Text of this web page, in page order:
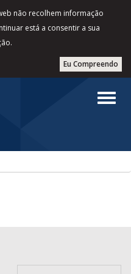
não recolhem informação
está a consentir a sua
Eu Compreendo